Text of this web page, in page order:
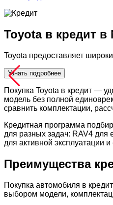
Toyota в кредит в
Toyota предоставляет
Узнать подробнее
Покупка Toyota в кредит —
модель без полной
сравнить комплектации,
Кредитная программа
для разных задач: RAV4
для активной эксплуатации
Преимущества
Покупка автомобиля в
выбором модели,